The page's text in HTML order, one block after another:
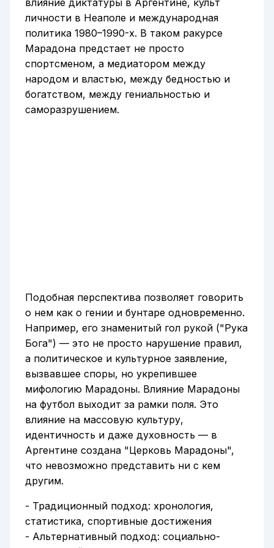
влияние диктатуры в Аргентине, культ
личности в Неаполе и международная
политика 1980–1990-х. В таком ракурсе
Марадона предстает не просто
спортсменом, а медиатором между
народом и властью, между бедностью и
богатством, между гениальностью и
саморазрушением.
Подобная перспектива позволяет говорить
о нем как о гении и бунтаре одновременно.
Например, его знаменитый гол рукой ("Рука
Бога") — это не просто нарушение правил,
а политическое и культурное заявление,
вызвавшее споры, но укрепившее
мифологию Марадоны. Влияние Марадоны
на футбол выходит за рамки поля. Это
влияние на массовую культуру,
идентичность и даже духовность — в
Аргентине создана "Церковь Марадоны",
что невозможно представить ни с кем
другим.
- Традиционный подход: хронология,
статистика, спортивные достижения
- Альтернативный подход: социально-